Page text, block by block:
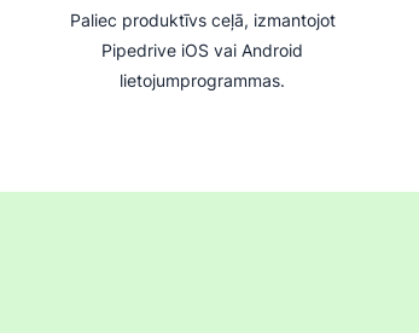
Paliec produktīvs ceļā, izmantojot
Pipedrive iOS vai Android
lietojumprogrammas.